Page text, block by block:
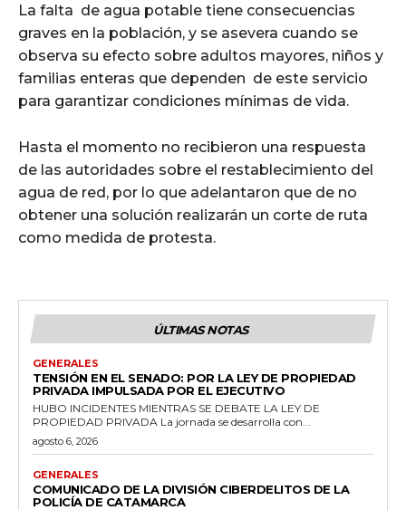
La falta de agua potable tiene consecuencias
graves en la población, y se asevera cuando se
observa su efecto sobre adultos mayores, niños y
familias enteras que dependen de este servicio
para garantizar condiciones mínimas de vida.
Hasta el momento no recibieron una respuesta
de las autoridades sobre el restablecimiento del
agua de red, por lo que adelantaron que de no
obtener una solución realizarán un corte de ruta
como medida de protesta.
ÚLTIMAS NOTAS
GENERALES
TENSIÓN EN EL SENADO: POR LA LEY DE PROPIEDAD
PRIVADA IMPULSADA POR EL EJECUTIVO
HUBO INCIDENTES MIENTRAS SE DEBATE LA LEY DE
PROPIEDAD PRIVADA La jornada se desarrolla con...
agosto 6, 2026
GENERALES
COMUNICADO DE LA DIVISIÓN CIBERDELITOS DE LA
POLICÍA DE CATAMARCA